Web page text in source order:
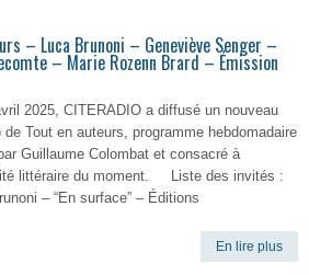
– Luca Brunoni – Geneviève Senger –
– Marie Rozenn Brard – Émission
2025, CITERADIO a diffusé un nouveau
de Tout en auteurs, programme hebdomadaire
Guillaume Colombat et consacré à
littéraire du moment. Liste des invités :
– “En surface” – Éditions
En lire plus